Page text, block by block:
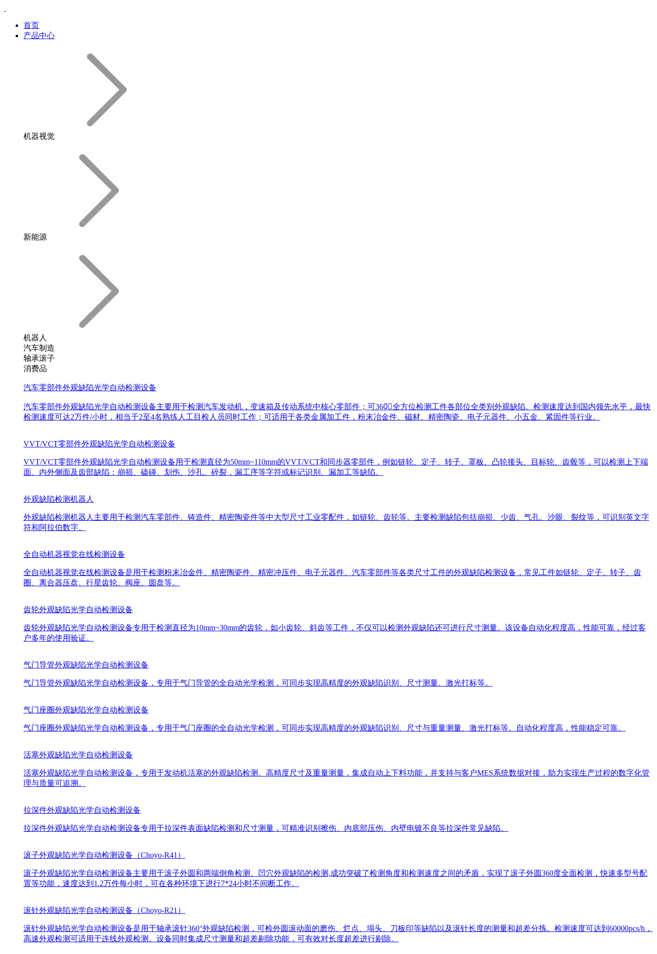
首页
产品中心
机器视觉
新能源
机器人
汽车制造
轴承滚子
消费品
汽车零部件外观缺陷光学自动检测设备
汽车零部件外观缺陷光学自动检测设备主要用于检测汽车发动机，变速箱及传动系统中核心零部件；可360〬全方位检测工件各部位全类别外观缺陷。检测速度达到国内领先水平，最快
检测速度可达2万件/小时，相当于2至4名熟练人工目检人员同时工作；可适用于各类金属加工件，粉末冶金件、磁材、精密陶瓷、电子元器件、小五金、紧固件等行业。
VVT/VCT零部件外观缺陷光学自动检测设备
VVT/VCT零部件外观缺陷光学自动检测设备用于检测直径为50mm~110mm的VVT/VCT和同步器零部件，例如链轮、定子、转子、罩板、凸轮接头、目标轮、齿毂等，可以检测上下端
面、内外侧面及齿部缺陷：崩损、磕碰、划伤、沙孔、碎裂，漏工序等字符或标记识别、漏加工等缺陷。
外观缺陷检测机器人
外观缺陷检测机器人主要用于检测汽车零部件、铸造件、精密陶瓷件等中大型尺寸工业零配件，如链轮、齿轮等。主要检测缺陷包括崩损、少齿、气孔、沙眼、裂纹等，可识别英文字
符和阿拉伯数字。
全自动机器视觉在线检测设备
全自动机器视觉在线检测设备是用于检测粉末冶金件、精密陶瓷件、精密冲压件、电子元器件、汽车零部件等各类尺寸工件的外观缺陷检测设备，常见工件如链轮、定子、转子、齿
圈、离合器压盘、行星齿轮、阀座、圆盘等。
齿轮外观缺陷光学自动检测设备
齿轮外观缺陷光学自动检测设备专用于检测直径为10mm~30mm的齿轮，如小齿轮、斜齿等工件，不仅可以检测外观缺陷还可进行尺寸测量。该设备自动化程度高，性能可靠，经过客
户多年的使用验证。
气门导管外观缺陷光学自动检测设备
气门导管外观缺陷光学自动检测设备，专用于气门导管的全自动光学检测，可同步实现高精度的外观缺陷识别、尺寸测量、激光打标等。
气门座圈外观缺陷光学自动检测设备
气门座圈外观缺陷光学自动检测设备，专用于气门座圈的全自动光学检测，可同步实现高精度的外观缺陷识别、尺寸与重量测量、激光打标等。自动化程度高，性能稳定可靠。
活塞外观缺陷光学自动检测设备
活塞外观缺陷光学自动检测设备，专用于发动机活塞的外观缺陷检测、高精度尺寸及重量测量，集成自动上下料功能，并支持与客户MES系统数据对接，助力实现生产过程的数字化管
理与质量可追溯。
拉深件外观缺陷光学自动检测设备
拉深件外观缺陷光学自动检测设备专用于拉深件表面缺陷检测和尺寸测量，可精准识别擦伤、内底部压伤、内壁电镀不良等拉深件常见缺陷。
滚子外观缺陷光学自动检测设备（Choyo-R41）
滚子外观缺陷光学自动检测设备主要用于滚子外圆和两端倒角检测、凹穴外观缺陷的检测,成功突破了检测角度和检测速度之间的矛盾，实现了滚子外圆360度全面检测，快速多型号配
置等功能，速度达到1.2万件每小时，可在各种环境下进行7*24小时不间断工作。
滚针外观缺陷光学自动检测设备（Choyo-R21）
滚针外观缺陷光学自动检测设备是用于轴承滚针360°外观缺陷检测，可检外圆滚动面的磨伤、烂点、塌头、刀板印等缺陷以及滚针长度的测量和超差分拣。检测速度可达到60000pcs/h，
高速外观检测可适用于连线外观检测。设备同时集成尺寸测量和超差剔除功能，可有效对长度超差进行剔除。